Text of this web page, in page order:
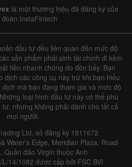
4 years| Actual Forecast Previous|
Data not found
là một thương hiệu đã đăng ký của
đoàn InstaFintech
đầu tư đều liên quan đến mức độ
sản phẩm phái sinh tài chính đi kèm
tiền nhanh chóng do đòn bẩy. Bạn
dịch các công cụ này trừ khi bạn hiểu
mà bạn đang tham gia và mức độ
loại hình đầu tư này có thể phù
nhưng không phải dành cho tất cả
mọi người.
Ltd, số đăng ký 1811672
Water's Edge, Meridian Plaza, Road
Quần đảo Virgin thuộc Anh
14/1082 được cấp bởi FSC BVI